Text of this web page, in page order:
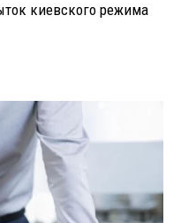
киевского режима